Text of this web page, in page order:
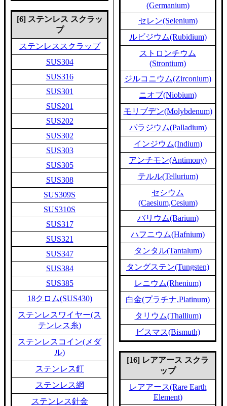
[6] ステンレス スクラッ
プ
ステンレススクラップ
SUS304
SUS316
SUS301
SUS201
SUS202
SUS302
SUS303
SUS305
SUS308
SUS309S
SUS310S
SUS317
SUS321
SUS347
SUS384
SUS385
18クロム(SUS430)
ステンレスワイヤー(ス
テンレス糸)
ステンレスコイン(メダ
ル)
ステンレス釘
ステンレス網
ステンレス針金
(Germanium)
セレン(Selenium)
ルビジウム(Rubidium)
ストロンチウム
(Strontium)
ジルコニウム(Zirconium)
ニオブ(Niobium)
モリブデン(Molybdenum)
パラジウム(Palladium)
インジウム(Indium)
アンチモン(Antimony)
テルル(Tellurium)
セシウム
(Caesium,Cesium)
バリウム(Barium)
ハフニウム(Hafnium)
タンタル(Tantalum)
タングステン(Tungsten)
レニウム(Rhenium)
白金(プラチナ,Platinum)
タリウム(Thallium)
ビスマス(Bismuth)
[16] レアアース スクラ
ップ
レアアース(Rare Earth
Element)